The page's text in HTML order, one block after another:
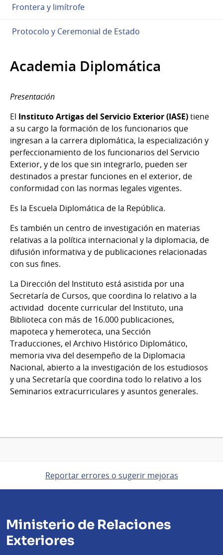
Frontera y limítrofe
Protocolo y Ceremonial de Estado
Academia Diplomática
Presentación
El Instituto Artigas del Servicio Exterior (IASE)tiene
a su cargo la formación de los funcionarios que
ingresan a la carrera diplomática, la especialización y
perfeccionamiento de los funcionarios del Servicio
Exterior, y de los que sin integrarlo, pueden ser
destinados a prestar funciones en el exterior, de
conformidad con las normas legales vigentes.
Es la Escuela Diplomática de la República.
Es también un centro de investigación en materias
relativas a la política internacional y la diplomacia, de
difusión informativa y de publicaciones relacionadas
con sus fines.
La Dirección del Instituto está asistida por una
Secretaría de Cursos, que coordina lo relativo a la
actividad docente curricular del Instituto, una
Biblioteca con más de 16.000 publicaciones,
mapoteca y hemeroteca, una Sección
Traducciones, el Archivo Histórico Diplomático,
memoria viva del desempeño de la Diplomacia
Nacional, abierto a la investigación de los estudiosos
y una Secretaría que coordina todo lo relativo a los
Seminarios extracurriculares y asuntos generales.
Reportar errores o sugerir mejoras
Ministerio de Relaciones
Exteriores